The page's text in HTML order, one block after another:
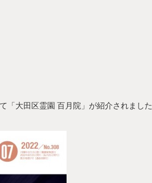
「大田区霊園 百月院」が紹介されました